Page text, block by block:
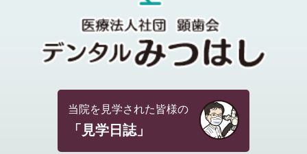
当院を見学された皆様の
「見学日誌」